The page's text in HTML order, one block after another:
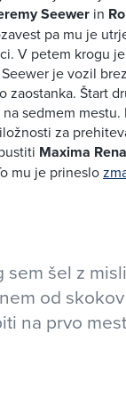
Seewer in
pa mu je
V petem krogu
je vozil
zaostanka. Štart
sedmem
za
Maxima
mu je prineslo
sem šel z
od
na prvo